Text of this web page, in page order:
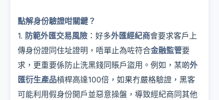
點解身份驗證咁關鍵？
1. 防範外匯交易風險 ：好多外匯經紀商會要求客戶上
傳身份證同住址證明，唔單止為咗符合金融監管要
求，更重要係防止洗黑錢同賬戶盜用。例如，某啲外
匯衍生產品槓桿高達100倍，如果冇嚴格驗證，黑客
可能利用假身份開戶並惡意操盤，導致經紀商同其他